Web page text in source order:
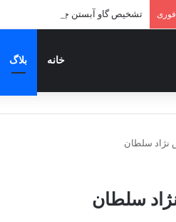
تشخیص گاو آبستن چگونه انجام میشود
خانه بلاگ
نژاد سلطان
سلطان